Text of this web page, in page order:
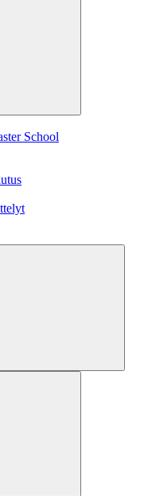
School